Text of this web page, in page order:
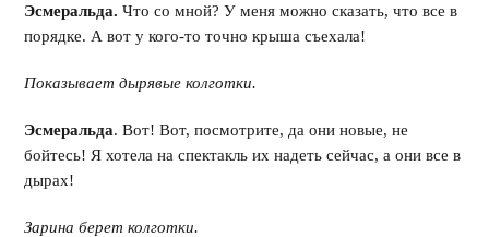
Эсмеральда. Что со мной? У меня можно сказать, что все в
порядке. А вот у кого-то точно крыша съехала!
Показывает дырявые колготки.
Эсмеральда. Вот! Вот, посмотрите, да они новые, не
бойтесь! Я хотела на спектакль их надеть сейчас, а они все в
дырах!
Зарина берет колготки.